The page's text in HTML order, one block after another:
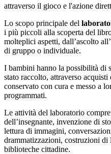
attraverso il gioco e l'azione
Lo scopo principale del
i più piccoli alla scoperta del
molteplici aspetti, dall’ascolto
di gruppo o individuale.
I bambini hanno la possibilità di
stato raccolto, attraverso
conservato con cura e messo a
programmati.
Le attività del laboratorio
dell’insegnante, invenzione di
lettura di immagini,
drammatizzazioni, costruzioni
biblioteche cittadine.